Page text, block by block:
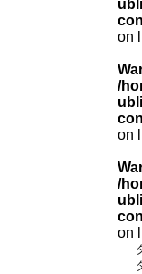
on
/
on
/
on